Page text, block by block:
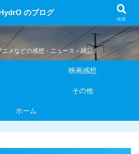
のブログ
メなどの感想・ニュース・雑記！
映画感想
その他
ホーム
のブログ
検索